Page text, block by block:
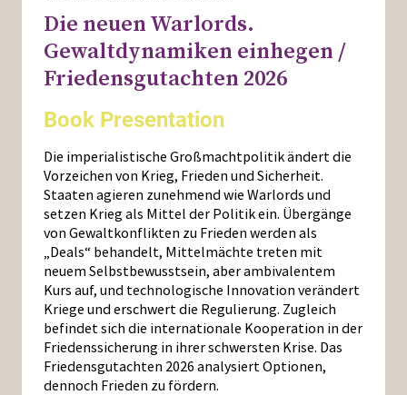
Die neuen Warlords.
Gewaltdynamiken einhegen /
Friedensgutachten 2026
Book Presentation
Die imperialistische Großmachtpolitik ändert die
Vorzeichen von Krieg, Frieden und Sicherheit.
Staaten agieren zunehmend wie Warlords und
setzen Krieg als Mittel der Politik ein. Übergänge
von Gewaltkonflikten zu Frieden werden als
„Deals“ behandelt, Mittelmächte treten mit
neuem Selbstbewusstsein, aber ambivalentem
Kurs auf, und technologische Innovation verändert
Kriege und erschwert die Regulierung. Zugleich
befindet sich die internationale Kooperation in der
Friedenssicherung in ihrer schwersten Krise. Das
Friedensgutachten 2026 analysiert Optionen,
dennoch Frieden zu fördern.